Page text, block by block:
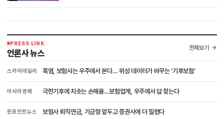
PRESS LINK
언론사 뉴스
전체보기
스카이데일리 폭염, 보험사는 우주에서 본다… 위성 데이터가 바꾸는 ‘기후보험’
아시아경제 극한기후에 치솟는 손해율…보험업계, 우주에서 답 찾는다
핀포인트뉴스 보험사 퇴직연금, 기금형 앞두고 증권사에 더 밀렸다